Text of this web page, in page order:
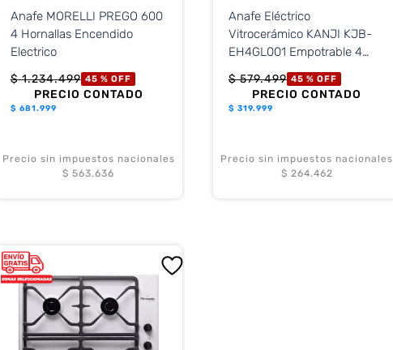
Anafe MORELLI PREGO 600
4 Hornallas Encendido
Electrico
$ 1.234.499 45 % OFF
PRECIO CONTADO
$ 681.999
Precio sin impuestos nacionales
$ 563.636
Anafe Eléctrico
Vitrocerámico KANJI KJB-
EH4GL001 Empotrable 4
Hornallas
$ 579.499 45 % OFF
PRECIO CONTADO
$ 319.999
Precio sin impuestos nacionales
$ 264.462